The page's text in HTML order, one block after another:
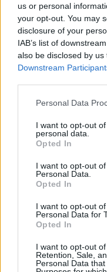
us or personal
your opt-out. You may
disclosure of your
IAB’s list of
also be disclosed by
Downstream
Personal Data
I want to opt-out
personal data.
Opted In
I want to opt-out
Personal Data.
Opted In
I want to opt-out
Personal Data for
Opted In
I want to opt-out
Retention, Sale,
Personal Data
aifos
Publicado
Primero tendrías que
son sline.
esa la que se gira
lumbares y espalda y